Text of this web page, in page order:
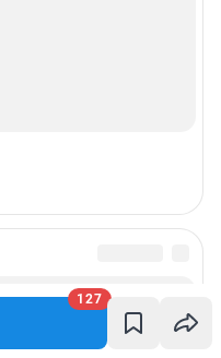
127